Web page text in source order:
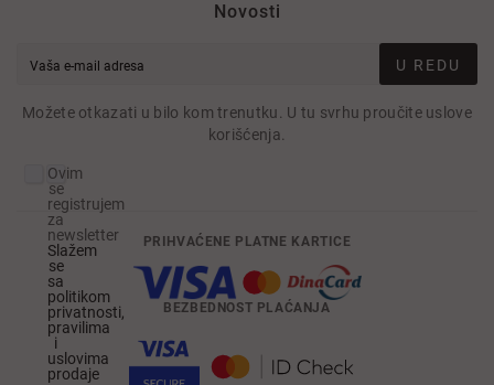
Novosti
U REDU
Možete otkazati u bilo kom trenutku. U tu svrhu proučite uslove
korišćenja.
Ovim
se
registrujem
za
newsletter
Slažem
se
sa
politikom
privatnosti,
pravilima
i
uslovima
prodaje
PRIHVAĆENE PLATNE KARTICE
BEZBEDNOST PLAĆANJA